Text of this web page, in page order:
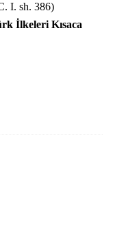
I. sh. 386)
İlkeleri Kısaca